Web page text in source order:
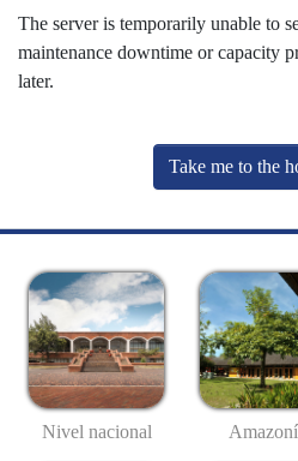
The server is temporarily unable to
maintenance downtime or capacity
later.
Take me to the
Nivel nacional